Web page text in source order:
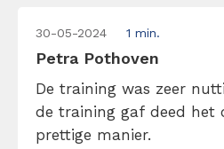
30-05-2024 1 min.
Petra Pothoven
De training was zeer
de training gaf deed het
prettige manier.